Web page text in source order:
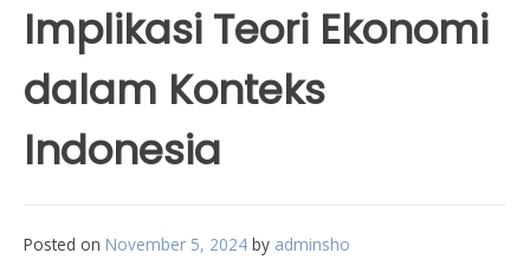
Implikasi Teori Ekonomi
dalam Konteks
Indonesia
Posted on November 5, 2024 by adminsho